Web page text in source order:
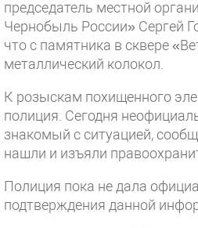
председатель местной
Чернобыль России» Сергей
что с памятника в сквере
металлический колокол.
К розыскам похищенного
полиция. Сегодня
знакомый с ситуацией,
нашли и изъяли
Полиция пока не дала
подтверждения данной